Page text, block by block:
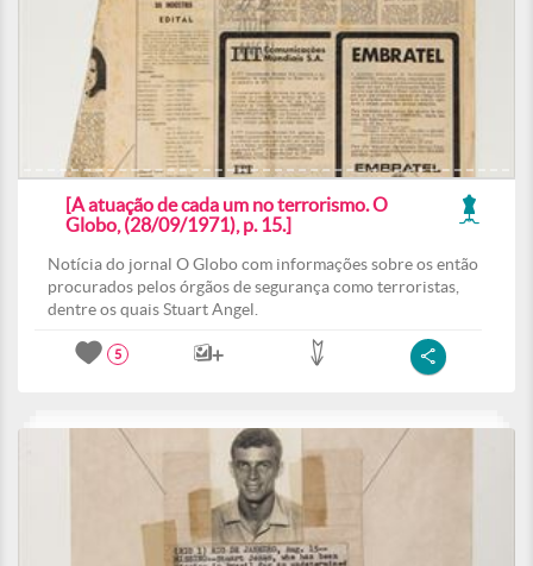
[A atuação de cada um no terrorismo. O
Globo, (28/09/1971), p. 15.]
Notícia do jornal O Globo com informações sobre os então
procurados pelos órgãos de segurança como terroristas,
dentre os quais Stuart Angel.
5